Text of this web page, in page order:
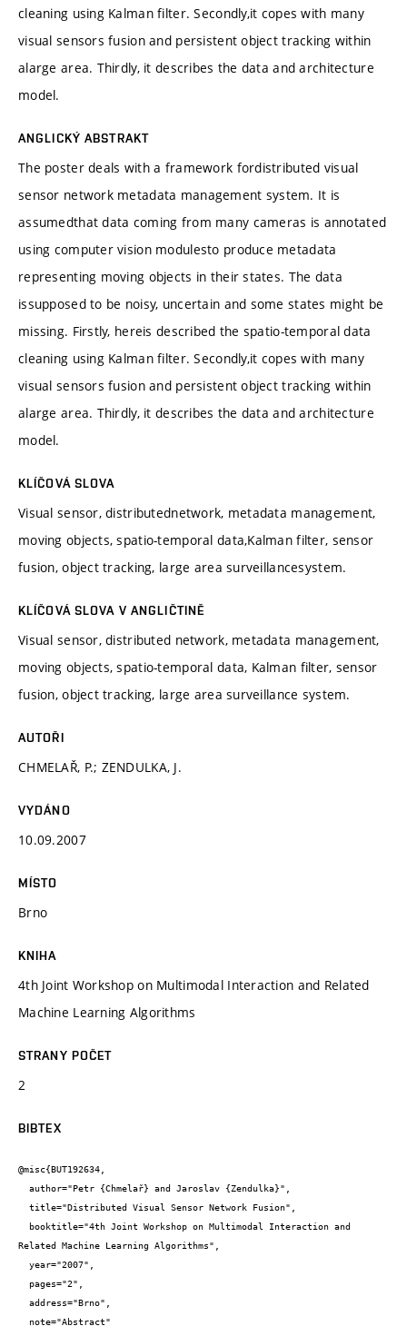
cleaning using Kalman filter. Secondly,it copes with many
visual sensors fusion and persistent object tracking within
alarge area. Thirdly, it describes the data and architecture
model.
ANGLICKÝ ABSTRAKT
The poster deals with a framework fordistributed visual
sensor network metadata management system. It is
assumedthat data coming from many cameras is annotated
using computer vision modulesto produce metadata
representing moving objects in their states. The data
issupposed to be noisy, uncertain and some states might be
missing. Firstly, hereis described the spatio-temporal data
cleaning using Kalman filter. Secondly,it copes with many
visual sensors fusion and persistent object tracking within
alarge area. Thirdly, it describes the data and architecture
model.
KLÍČOVÁ SLOVA
Visual sensor, distributednetwork, metadata management,
moving objects, spatio-temporal data,Kalman filter, sensor
fusion, object tracking, large area surveillancesystem.
KLÍČOVÁ SLOVA V ANGLIČTINĚ
Visual sensor, distributed network, metadata management,
moving objects, spatio-temporal data, Kalman filter, sensor
fusion, object tracking, large area surveillance system.
AUTOŘI
CHMELAŘ, P.; ZENDULKA, J.
VYDÁNO
10.09.2007
MÍSTO
Brno
KNIHA
4th Joint Workshop on Multimodal Interaction and Related
Machine Learning Algorithms
STRANY POČET
2
BIBTEX
@misc{BUT192634,
Related Machine Learning Algorithms",